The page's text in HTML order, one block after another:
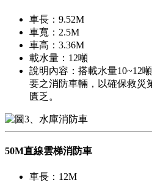
車長：9.52M
車寬：2.5M
車高：3.36M
載水量：12噸
說明內容：搭載水量10~12
要之消防車輛，以確保救災
匱乏。
50M直線雲梯消防車
車長：12M